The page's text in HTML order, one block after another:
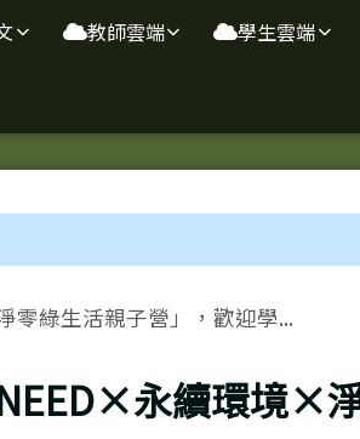
教師雲端 學生雲端
綠生活親子營」，歡迎學...
永續環境×